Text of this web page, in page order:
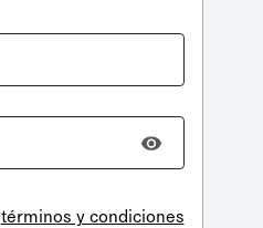
términos y condiciones